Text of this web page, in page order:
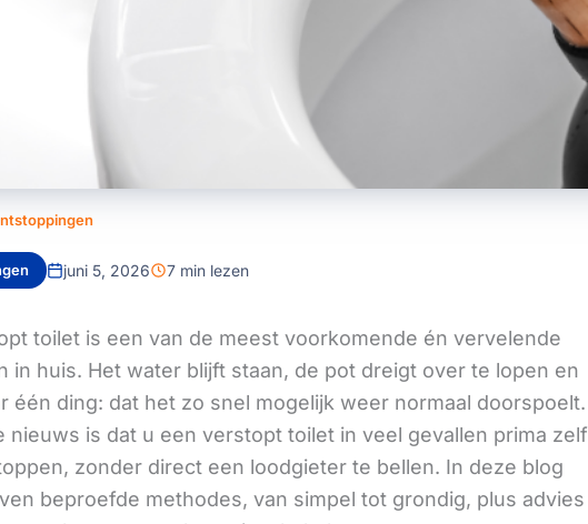
juni 5, 2026 7 min lezen
toilet is een van de meest voorkomende én vervelende
in huis. Het water blijft staan, de pot dreigt over te lopen en
één ding: dat het zo snel mogelijk weer normaal doorspoelt.
nieuws is dat u een verstopt toilet in veel gevallen prima zelf
zonder direct een loodgieter te bellen. In deze blog
beproefde methodes, van simpel tot grondig, plus advies